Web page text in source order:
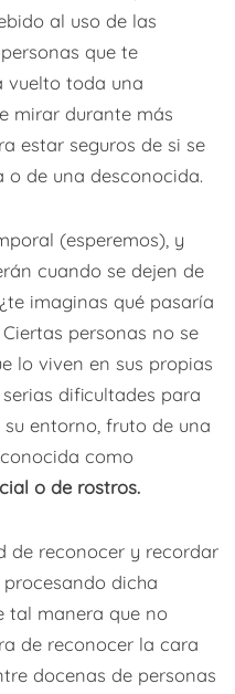
al uso de las
que te
vuelto toda una
mirar durante más
estar seguros de si se
de una desconocida.
(esperemos), y
cuando se dejen de
imaginas qué pasaría
personas no se
lo viven en sus propias
dificultades para
entorno, fruto de una
como
o de rostros.
de reconocer y recordar
dicha
tal manera que no
de reconocer la cara
docenas de personas